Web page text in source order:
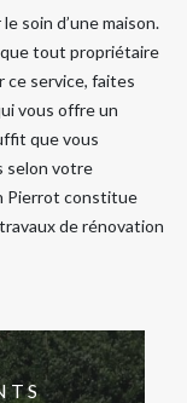
soin d’une maison.
que tout propriétaire
ce service, faites
vous offre un
que vous
selon votre
Pierrot constitue
de rénovation